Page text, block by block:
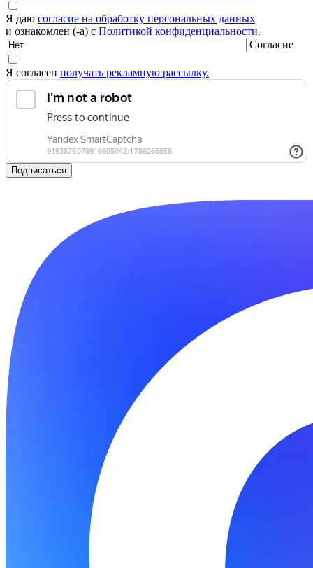
Я даю согласие на обработку персональных данных
и ознакомлен (-а) с Политикой конфиденциальности.
Согласие
Я согласен получать рекламную рассылку.